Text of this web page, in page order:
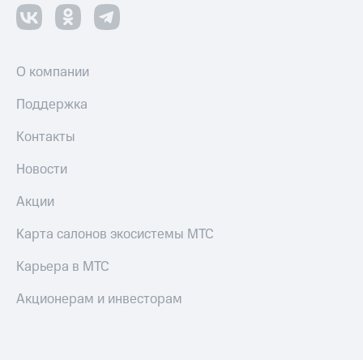
О компании
Поддержка
Контакты
Новости
Акции
Карта салонов экосистемы МТС
Карьера в МТС
Акционерам и инвесторам